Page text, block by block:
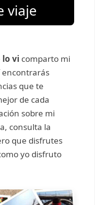
viaje
lo vi comparto mi
encontrarás
que te
de cada
sobre mi
consulta la
que disfrutes
yo disfruto